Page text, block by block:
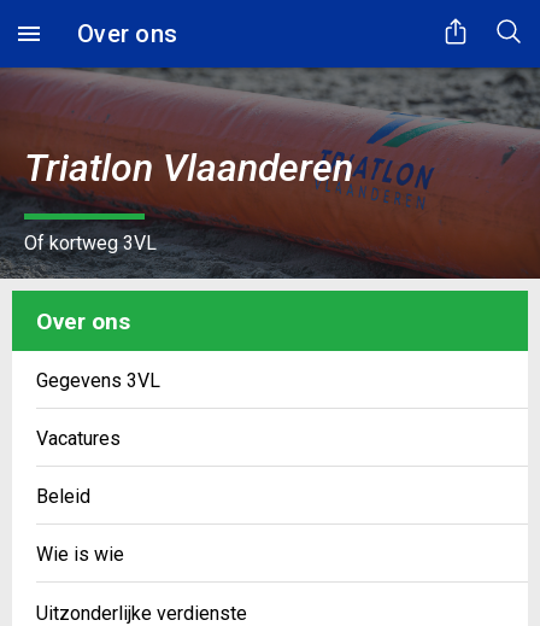
Even geduld...
Over ons
Triatlon Vlaanderen
Of kortweg 3VL
Over ons
Gegevens 3VL
Vacatures
Beleid
Wie is wie
Uitzonderlijke verdienste